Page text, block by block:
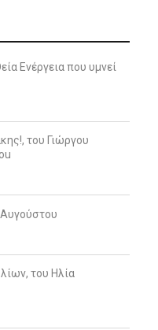
Ενέργεια που υμνεί
του Γιώργου
του Ηλία